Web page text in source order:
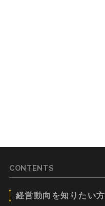
CONTENTS
経営動向を知りたい方